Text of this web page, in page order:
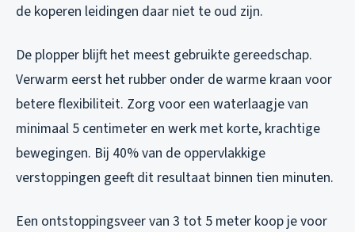
de koperen leidingen daar niet te oud zijn.
De plopper blijft het meest gebruikte gereedschap.
Verwarm eerst het rubber onder de warme kraan voor
betere flexibiliteit. Zorg voor een waterlaagje van
minimaal 5 centimeter en werk met korte, krachtige
bewegingen. Bij 40% van de oppervlakkige
verstoppingen geeft dit resultaat binnen tien minuten.
Een ontstoppingsveer van 3 tot 5 meter koop je voor